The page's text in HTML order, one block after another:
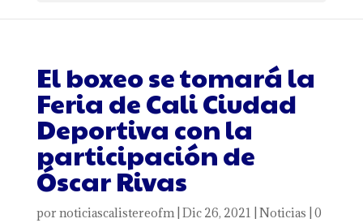
El boxeo se tomará la
Feria de Cali Ciudad
Deportiva con la
participación de
Óscar Rivas
por noticiascalistereofm| Dic 26, 2021 Noticias 0